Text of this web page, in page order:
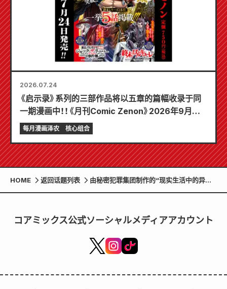
2026.07.24
《启示录》系列的三部作品将以五章的篇幅收录于同
一期漫画中！！《月刊Comic Zenon》2026年9月刊
将于7月24日发售！！
每月漫画泽农 核心组合
HOME 返回话题列表
由秘密犯罪集团制作的“现实生活中的异常
发现游戏‘城市猎人 真假难辨’”将于4月1日
コアミックス公式ソーシャルメディアアカウント